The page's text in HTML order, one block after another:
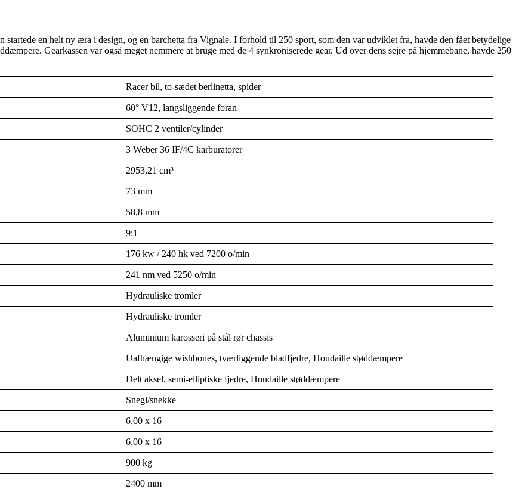
en helt ny æra i design, og en barchetta fra Vignale. I forhold til 250 sport, som den var udviklet fra, havde den fået betydelige
Gearkassen var også meget nemmere at bruge med de 4 synkroniserede gear. Ud over dens sejre på hjemmebane, havde 250
Racer bil, to-sædet berlinetta, spider
60° V12, langsliggende foran
SOHC 2 ventiler/cylinder
3 Weber 36 IF/4C karburatorer
2953,21 cm³
73 mm
58,8 mm
9:1
176 kw / 240 hk ved 7200 o/min
241 nm ved 5250 o/min
Hydrauliske tromler
Hydrauliske tromler
Aluminium karosseri på stål rør chassis
Uafhængige wishbones, tværliggende bladfjedre, Houdaille støddæmpere
Delt aksel, semi-elliptiske fjedre, Houdaille støddæmpere
Snegl/snekke
6,00 x 16
6,00 x 16
900 kg
2400 mm